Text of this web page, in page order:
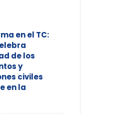
en el TC:
de los
y
civiles
en la